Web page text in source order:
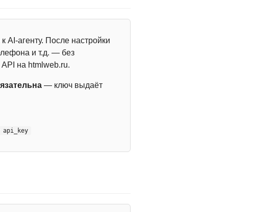
агенту. После настройки
и т.д. — без
на htmlweb.ru.
— ключ выдаёт